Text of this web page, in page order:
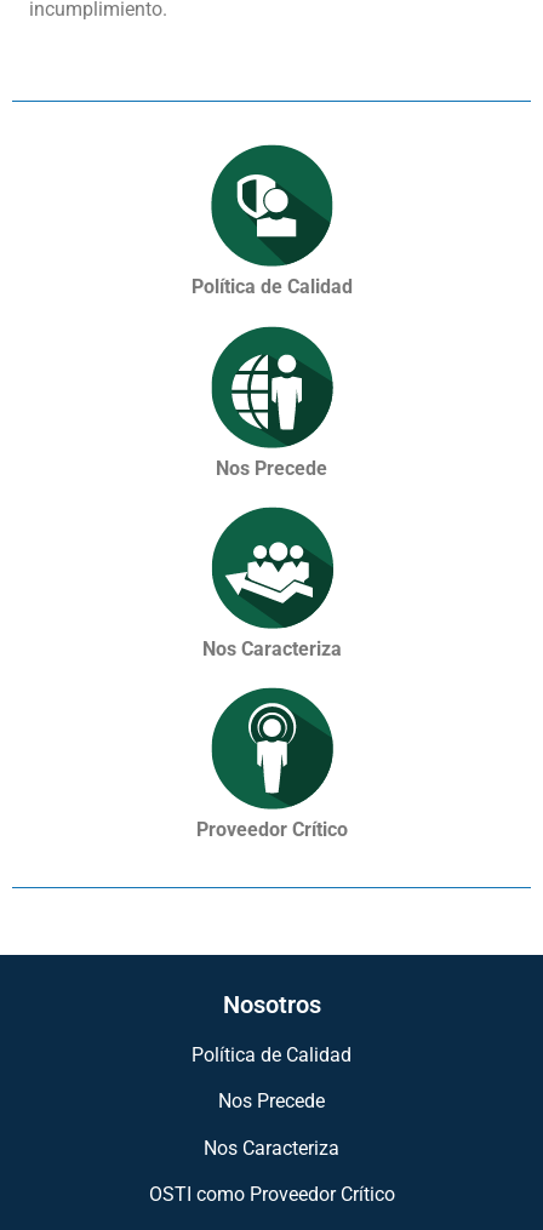
incumplimiento.
Política de Calidad
Nos Precede
Nos Caracteriza
Proveedor Crítico
Nosotros
Política de Calidad
Nos Precede
Nos Caracteriza
OSTI como Proveedor Crítico